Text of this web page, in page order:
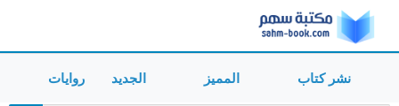
نشر كتاب المميز الجديد روايات